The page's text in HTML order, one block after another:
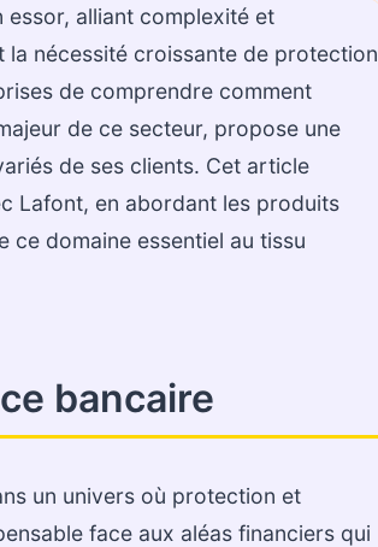
essor, alliant complexité et
la nécessité croissante de protection
de comprendre comment
de ce secteur, propose une
de ses clients. Cet article
Lafont, en abordant les produits
ce domaine essentiel au tissu
bancaire
un univers où protection et
face aux aléas financiers qui